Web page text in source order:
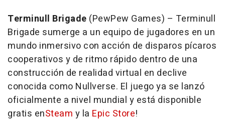
Terminull Brigade (PewPew Games) – Terminull
Brigade sumerge a un equipo de jugadores en un
mundo inmersivo con acción de disparos pícaros
cooperativos y de ritmo rápido dentro de una
construcción de realidad virtual en declive
conocida como Nullverse. El juego ya se lanzó
oficialmente a nivel mundial y está disponible
gratis enSteam y la Epic Store!